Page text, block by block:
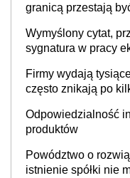
granicą przestają
Wymyślony cytat,
sygnatura w pracy
Firmy wydają
często znikają po
Odpowiedzialność
produktów
Powództwo o
istnienie spółki nie